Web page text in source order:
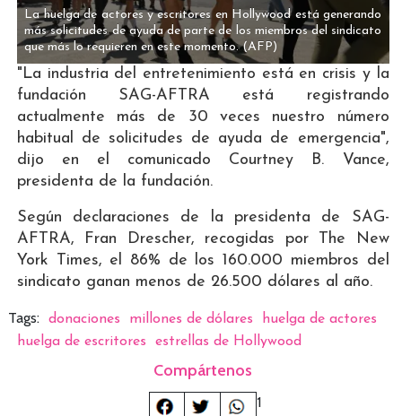
La huelga de actores y escritores en Hollywood está generando
más solicitudes de ayuda de parte de los miembros del sindicato
que más lo requieren en este momento.(AFP)
"La industria del entretenimiento está en crisis y la
fundación SAG-AFTRA está registrando
actualmente más de 30 veces nuestro número
habitual de solicitudes de ayuda de emergencia",
dijo en el comunicado Courtney B. Vance,
presidenta de la fundación.
Según declaraciones de la presidenta de SAG-
AFTRA, Fran Drescher, recogidas por The New
York Times, el 86% de los 160.000 miembros del
sindicato ganan menos de 26.500 dólares al año.
Tags: donaciones millones de dólares
huelga de actores
huelga de escritores
estrellas de Hollywood
Compártenos
1